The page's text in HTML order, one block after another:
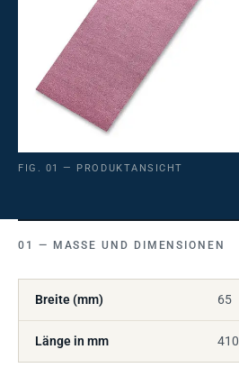
FIG. 01 — PRODUKTANSICHT
MASSE UND DIMENSIONEN
Breite (mm) 65
Länge in mm 410